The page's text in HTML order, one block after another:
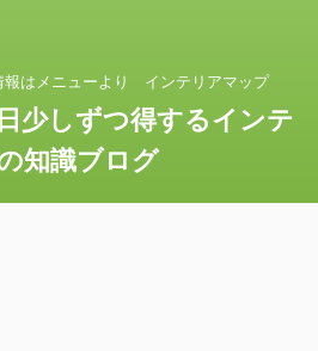
報はメニューより インテリアマップ
少しずつ得するインテ
知識ブログ